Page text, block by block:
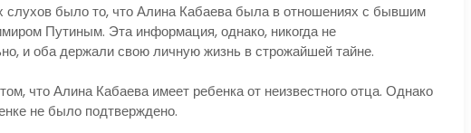
было то, что Алина Кабаева была в отношениях с бывшим
Путиным. Эта информация, однако, никогда не
и оба держали свою личную жизнь в строжайшей тайне.
что Алина Кабаева имеет ребенка от неизвестного отца. Однако
не было подтверждено.